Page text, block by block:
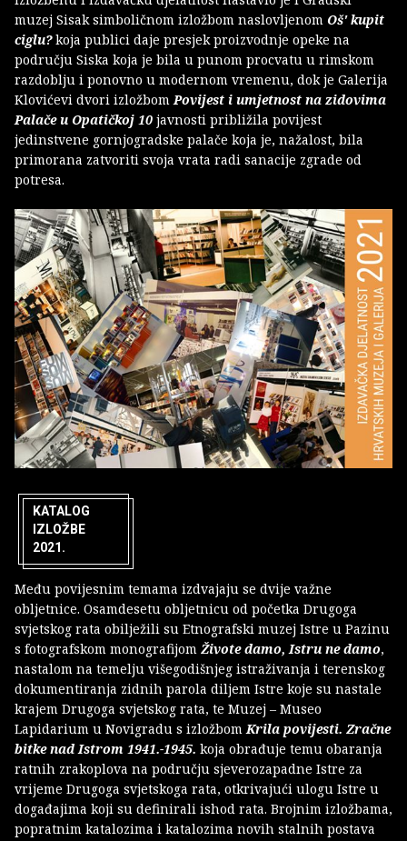
muzej Sisak simboličnom izložbom naslovljenom Oš' kupit
ciglu?koja publici daje presjek proizvodnje opeke na
području Siska koja je bila u punom procvatu u rimskom
razdoblju i ponovno u modernom vremenu, dok je Galerija
Klovićevi dvori izložbomPovijest i umjetnost na zidovima
Palače u Opatičkoj 10 javnosti približila povijest
jedinstvene gornjogradske palače koja je, nažalost, bila
primorana zatvoriti svoja vrata radi sanacije zgrade od
potresa.
KATALOG
IZLOŽBE
2021.
Među povijesnim temama izdvajaju se dvije važne
obljetnice. Osamdesetu obljetnicu od početka Drugoga
svjetskog rata obilježili su Etnografski muzej Istre u Pazinu
s fotografskom monografijom Živote damo, Istru ne damo,
nastalom na temelju višegodišnjeg istraživanja i terenskog
dokumentiranja zidnih parola diljem Istre koje su nastale
krajem Drugoga svjetskog rata, te Muzej – Museo
Lapidarium u Novigradu s izložbomKrila povijesti. Zračne
bitke nad Istrom 1941.-1945. koja obrađuje temu obaranja
ratnih zrakoplova na području sjeverozapadne Istre za
vrijeme Drugoga svjetskoga rata, otkrivajući ulogu Istre u
događajima koji su definirali ishod rata. Brojnim izložbama,
popratnim katalozima i katalozima novih stalnih postava